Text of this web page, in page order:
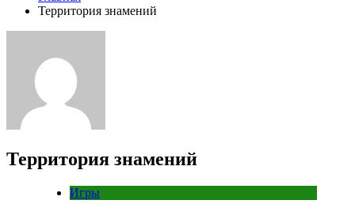
Территория знамений
Территория знамений
Игры